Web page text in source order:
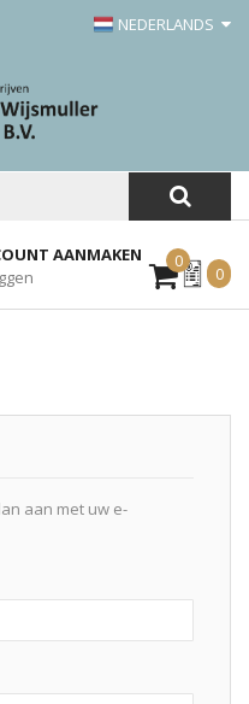
NEDERLANDS
AANMAKEN
0Mijn
Offerte
0
aan met uw e-